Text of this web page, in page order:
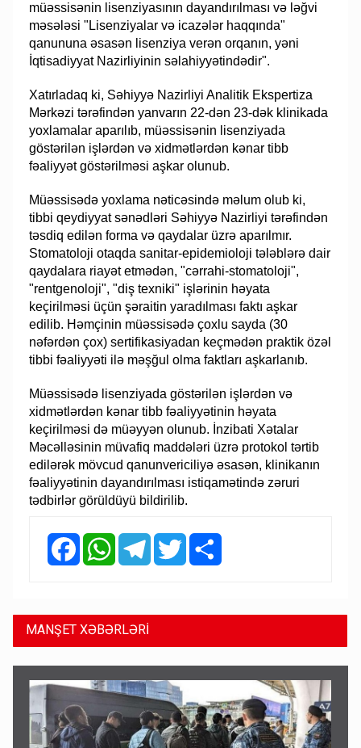
müəssisənin lisenziyasının dayandırılması və ləğvi
məsələsi "Lisenziyalar və icazələr haqqında"
qanununa əsasən lisenziya verən orqanın, yəni
İqtisadiyyat Nazirliyinin səlahiyyətindədir".
Xatırladaq ki, Səhiyyə Nazirliyi Analitik Ekspertiza
Mərkəzi tərəfindən yanvarın 22-dən 23-dək klinikada
yoxlamalar aparılıb, müəssisənin lisenziyada
göstərilən işlərdən və xidmətlərdən kənar tibb
fəaliyyət göstərilməsi aşkar olunub.
Müəssisədə yoxlama nəticəsində məlum olub ki,
tibbi qeydiyyat sənədləri Səhiyyə Nazirliyi tərəfindən
təsdiq edilən forma və qaydalar üzrə aparılmır.
Stomatoloji otaqda sanitar-epidemioloji tələblərə dair
qaydalara riayət etmədən, "cərrahi-stomatoloji",
"rentgenoloji", "diş texniki" işlərinin həyata
keçirilməsi üçün şəraitin yaradılması faktı aşkar
edilib. Həmçinin müəssisədə çoxlu sayda (30
nəfərdən çox) sertifikasiyadan keçmədən praktik özəl
tibbi fəaliyyəti ilə məşğul olma faktları aşkarlanıb.
Müəssisədə lisenziyada göstərilən işlərdən və
xidmətlərdən kənar tibb fəaliyyətinin həyata
keçirilməsi də müəyyən olunub. İnzibati Xətalar
Məcəlləsinin müvafiq maddələri üzrə protokol tərtib
edilərək mövcud qanunvericiliyə əsasən, klinikanın
fəaliyyətinin dayandırılması istiqamətində zəruri
tədbirlər görüldüyü bildirilib.
FacebookWhatsAppTelegramTwitter
MANŞET XƏBƏRLƏRİ